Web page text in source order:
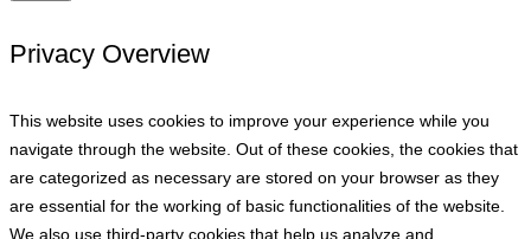
Privacy Overview
This website uses cookies to improve your experience while you
navigate through the website. Out of these cookies, the cookies that
are categorized as necessary are stored on your browser as they
are essential for the working of basic functionalities of the website.
We also use third-party cookies that help us analyze and